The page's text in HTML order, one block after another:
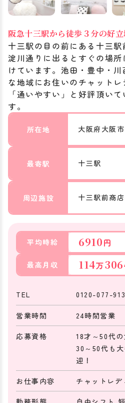
阪急十三駅から徒歩３分の好立
十三駅の目の前にある十三駅
淀川通りに出るとすぐの場
けています。池田・豊中・
な地域にお住いのチャット
「通いやすい」と好評頂い
す。
所在地 大阪府大阪
最寄駅 十三駅
周辺施設 十三駅前商
平均時給 6910円
最高月収 114万
TEL 0120-077-913
営業時間 24時間営業
応募資格
18才～50代
30～50代も
迎！
お仕事内容 チャットレデ